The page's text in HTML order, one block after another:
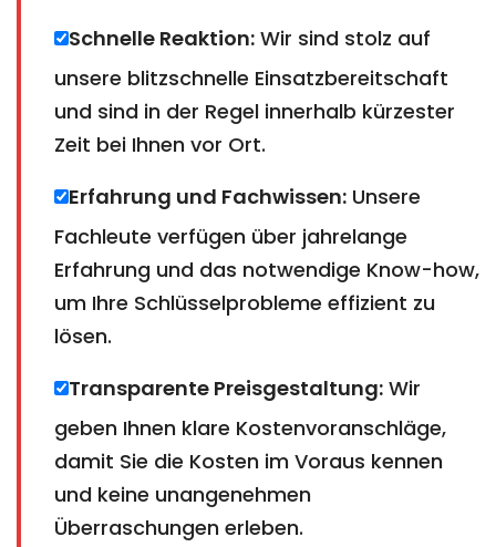
Schnelle Reaktion: Wir sind stolz auf
unsere blitzschnelle Einsatzbereitschaft
und sind in der Regel innerhalb kürzester
Zeit bei Ihnen vor Ort.
Erfahrung und Fachwissen: Unsere
Fachleute verfügen über jahrelange
Erfahrung und das notwendige Know-how,
um Ihre Schlüsselprobleme effizient zu
lösen.
Transparente Preisgestaltung: Wir
geben Ihnen klare Kostenvoranschläge,
damit Sie die Kosten im Voraus kennen
und keine unangenehmen
Überraschungen erleben.